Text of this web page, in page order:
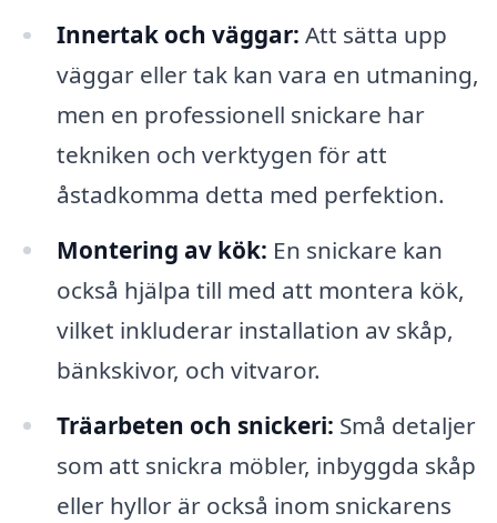
Innertak och väggar: Att sätta upp
väggar eller tak kan vara en utmaning,
men en professionell snickare har
tekniken och verktygen för att
åstadkomma detta med perfektion.
Montering av kök: En snickare kan
också hjälpa till med att montera kök,
vilket inkluderar installation av skåp,
bänkskivor, och vitvaror.
Träarbeten och snickeri: Små detaljer
som att snickra möbler, inbyggda skåp
eller hyllor är också inom snickarens